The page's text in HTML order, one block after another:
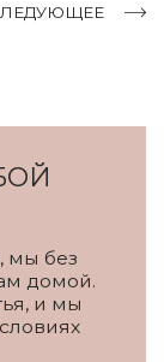
мы без
домой.
и мы